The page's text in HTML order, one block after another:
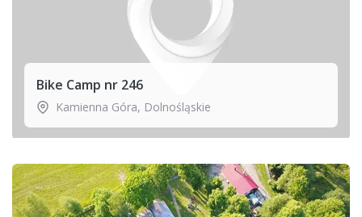
Bike Camp nr 246
Kamienna Góra, Dolnośląskie